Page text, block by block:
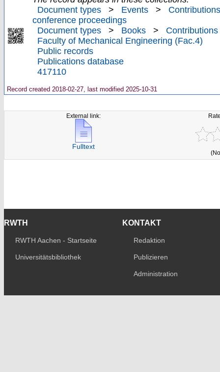
Document types
> Events >
conference proceedings
Document types
> Books >
Faculty of Mechanical Engineering (Fac.4)
Public records
Publications database
417110
Record created 2018-02-27, last modified 2025-10-31
External link:
Fulltext
RWTH
RWTH Aachen - Startseite
Universitätsbibliothek
KONTAKT
Redaktion
Publizieren
Administration